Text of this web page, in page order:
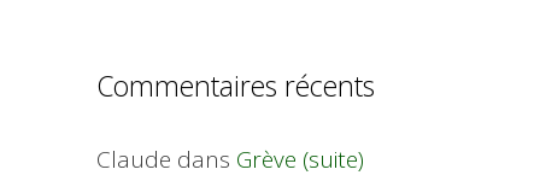
Commentaires récents
Claude dans Grève (suite)